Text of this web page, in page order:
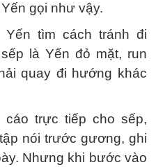
Yến gọi như vậy.
tìm cách tránh đi
là Yến đỏ mặt, run
quay đi hướng khác
trực tiếp cho sếp,
nói trước gương, ghi
Nhưng khi bước vào